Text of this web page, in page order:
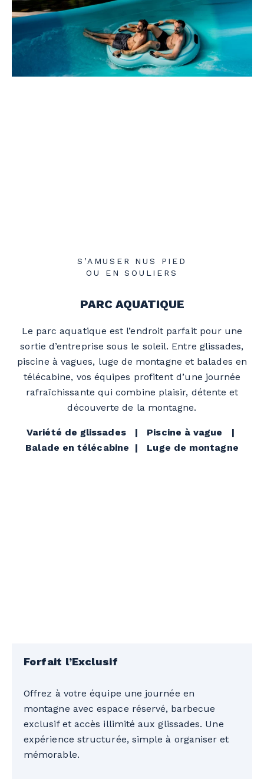
S’AMUSER NUS PIED
OU EN SOULIERS
PARC AQUATIQUE
Le parc aquatique est l’endroit parfait pour une
sortie d’entreprise sous le soleil. Entre glissades,
piscine à vagues, luge de montagne et balades en
télécabine, vos équipes profitent d’une journée
rafraîchissante qui combine plaisir, détente et
découverte de la montagne.
Variété de glissades | Piscine à vague |
Balade en télécabine | Luge de montagne
Forfait l’Exclusif
Offrez à votre équipe une journée en
montagne avec espace réservé, barbecue
exclusif et accès illimité aux glissades. Une
expérience structurée, simple à organiser et
mémorable.